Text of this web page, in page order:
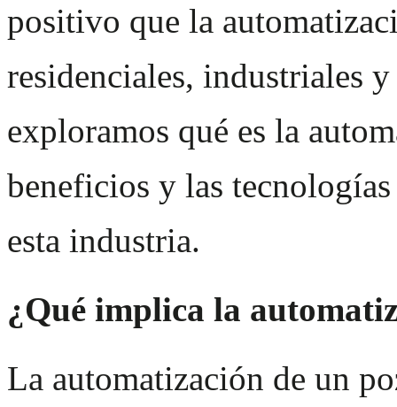
positivo que la
residenciales, industriales
exploramos qué es la
beneficios y las
esta industria.
¿Qué implica la
La automatización de un